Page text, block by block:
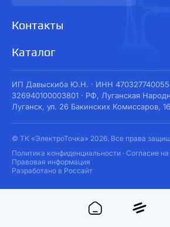
Каталог
Контакты
ИП Давыскиба Ю.Н. · ИНН
326940100003801 · РФ, Луганская
Луганск, ул. 26 Бакинских Комиссаров,
© ТК «ЭлектроТочка» 2026. Все права
Политика конфиденциальности · Согласие
Правовая информация
Разработано в Россайт